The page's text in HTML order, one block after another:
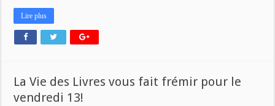
Lire plus
La Vie des Livres vous fait frémir pour le
vendredi 13!